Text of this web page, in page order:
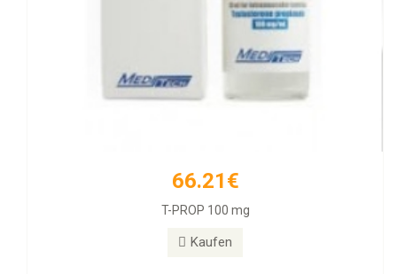
66.21€
T-PROP 100 mg
Kaufen
55.89€
Rexogin 50mg/ml 10 Ampullen